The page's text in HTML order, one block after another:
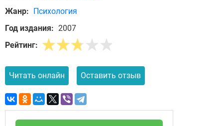
Жанр: Психология
Год издания: 2007
Рейтинг:
Читать онлайн Оставить отзыв